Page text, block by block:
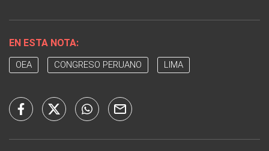
EN ESTA NOTA:
OEA CONGRESO PERUANO LIMA